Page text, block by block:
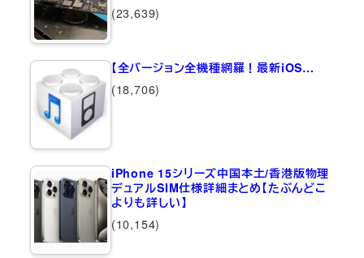
(23,639)
【全バージョン全機種網羅！最新iOS…
(18,706)
iPhone 15シリーズ中国本土/香港版物理
デュアルSIM仕様詳細まとめ【たぶんどこ
よりも詳しい】
(10,154)